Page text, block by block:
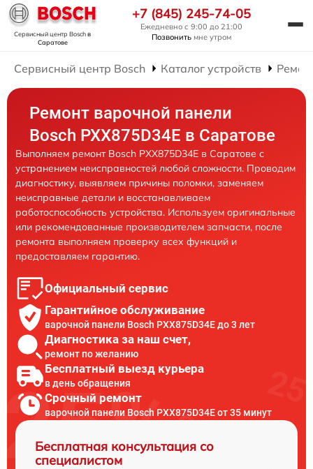
Сервисный центр Boschв
Саратове
+7 (845) 245-74-05
Ежедневно с 9:00 до 21:00
Позвонить мне утром
Сервисный центр Bosch Каталог устройств
Ремонт варочной панели
Bosch PXX875D34E в Саратове
Выполняем ремонт Bosch PXX875D34E в Саратове с
устранением неисправностей любой сложности. Проводим
диагностику, выявляем причины поломки, заменяем
неисправные детали и восстанавливаем
работоспособность устройства. Используем оригинальные
или рекомендованные производителем запчасти, после
ремонта выполняем проверку всех функций и
предоставляем гарантию.
Официальный сервис
Гарантийное обслуживание
варочной панели Bosch PXX875D34E до 3 лет
Диагностика за наш счет,
ремонт по желанию
Бесплатный выезд курьера
в день обращения
Срочный ремонт
варочной панели Bosch PXX875D34E от 35 минут
Бесплатная консультация со
специалистом